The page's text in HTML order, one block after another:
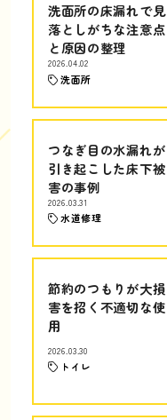
洗面所の床漏れで見
落としがちな注意点
と原因の整理
2026.04.02
洗面所
つなぎ目の水漏れが
引き起こした床下被
害の事例
2026.03.31
水道修理
節約のつもりが大損
害を招く不適切な使
用
2026.03.30
トイレ